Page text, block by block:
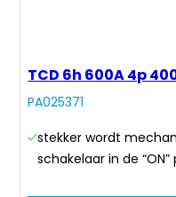
TCD 6h 600A 4p
PA025371
stekker wordt
schakelaar in de